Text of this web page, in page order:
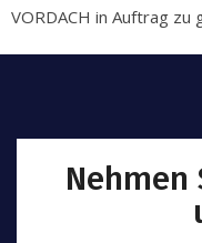
VORDACH in Auftrag zu